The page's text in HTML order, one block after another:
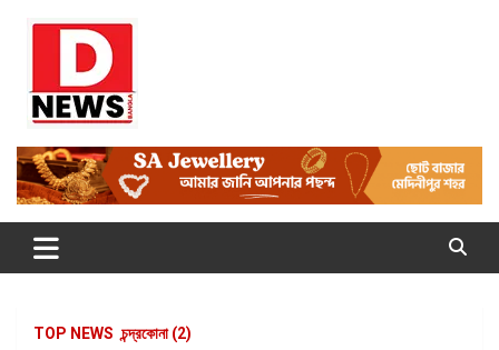
Dnews
#Medinipur24X7News
TOP NEWS চন্দ্রকোনা (2)